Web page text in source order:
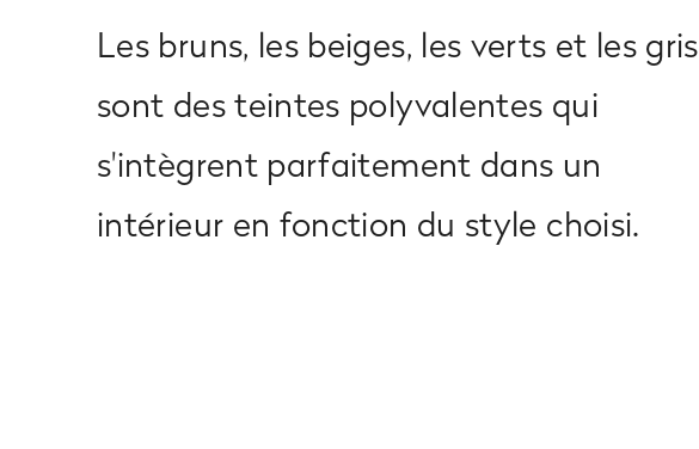
Les bruns, les beiges, les verts et les gris
sont des teintes polyvalentes qui
s'intègrent parfaitement dans un
intérieur en fonction du style choisi.